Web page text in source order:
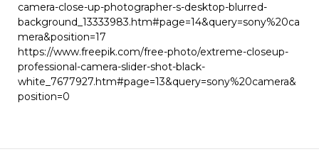
camera-close-up-photographer-s-desktop-blurred-
background_13333983.htm#page=14&query=sony%20ca
mera&position=17
https://www.freepik.com/free-photo/extreme-closeup-
professional-camera-slider-shot-black-
white_7677927.htm#page=13&query=sony%20camera&
position=0